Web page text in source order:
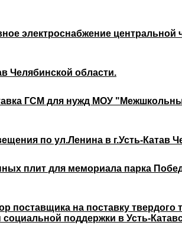
электроснабжение центральной
Челябинской области.
ГСМ для нужд МОУ
по ул.Ленина в г.Усть-Катав
плит для мемориала парка
поставщика на поставку твердого
поддержки в Усть-